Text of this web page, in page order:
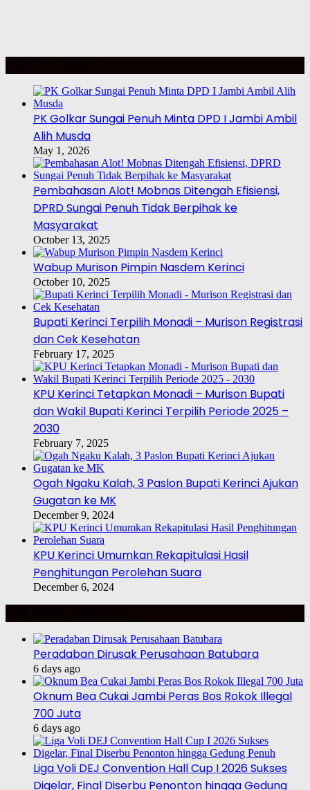
PK Golkar Sungai Penuh Minta DPD I Jambi Ambil
Alih Musda
May 1, 2026
Pembahasan Alot! Mobnas Ditengah Efisiensi,
DPRD Sungai Penuh Tidak Berpihak ke
Masyarakat
October 13, 2025
Wabup Murison Pimpin Nasdem Kerinci
October 10, 2025
Bupati Kerinci Terpilih Monadi – Murison Registrasi
dan Cek Kesehatan
February 17, 2025
KPU Kerinci Tetapkan Monadi – Murison Bupati
dan Wakil Bupati Kerinci Terpilih Periode 2025 –
2030
February 7, 2025
Ogah Ngaku Kalah, 3 Paslon Bupati Kerinci Ajukan
Gugatan ke MK
December 9, 2024
KPU Kerinci Umumkan Rekapitulasi Hasil
Penghitungan Perolehan Suara
December 6, 2024
Peradaban Dirusak Perusahaan Batubara
6 days ago
Oknum Bea Cukai Jambi Peras Bos Rokok Illegal
700 Juta
6 days ago
Liga Voli DEJ Convention Hall Cup I 2026 Sukses
Digelar, Final Diserbu Penonton hingga Gedung